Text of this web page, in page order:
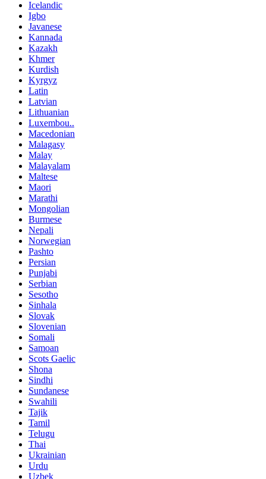
Icelandic
Igbo
Javanese
Kannada
Kazakh
Khmer
Kurdish
Kyrgyz
Latin
Latvian
Lithuanian
Luxembou..
Macedonian
Malagasy
Malay
Malayalam
Maltese
Maori
Marathi
Mongolian
Burmese
Nepali
Norwegian
Pashto
Persian
Punjabi
Serbian
Sesotho
Sinhala
Slovak
Slovenian
Somali
Samoan
Scots Gaelic
Shona
Sindhi
Sundanese
Swahili
Tajik
Tamil
Telugu
Thai
Ukrainian
Urdu
Uzbek